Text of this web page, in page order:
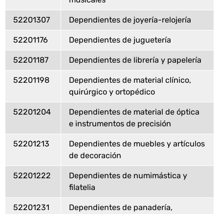
52201307 Dependientes de joyería-relojería
52201176 Dependientes de juguetería
52201187 Dependientes de librería y papelería
52201198
Dependientes de material clínico,
quirúrgico y ortopédico
52201204
Dependientes de material de óptica
e instrumentos de precisión
52201213
Dependientes de muebles y artículos
de decoración
52201222
Dependientes de numimástica y
filatelia
52201231
Dependientes de panadería,